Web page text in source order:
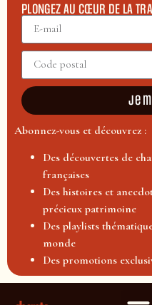
PLONGEZ AU CŒUR DE LA
Je
Abonnez-vous et découvrez :
Des découvertes de
françaises
Des histoires et
précieux patrimoine
Des playlists
monde
Des promotions